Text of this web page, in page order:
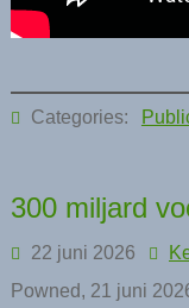
Categories:
300 miljard
22 juni 2026
Powned, 21 juni